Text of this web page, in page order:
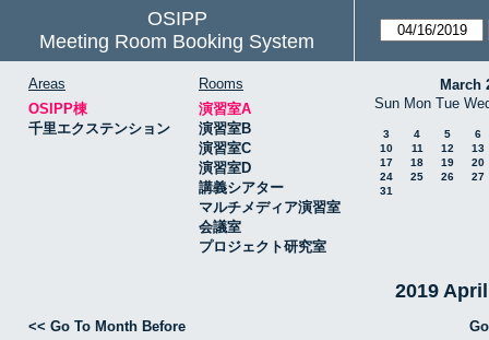
OSIPP
Meeting Room Booking System
Areas
OSIPP棟
千里エクステンション
Rooms
演習室A
演習室B
演習室C
演習室D
講義シアター
マルチメディア演習室
会議室
プロジェクト研究室
March
Sun Mon Tue
3 4 5
6
10
11 12
13
17
18 19
20
24
25 26
27
31
2019
<< Go To Month Before